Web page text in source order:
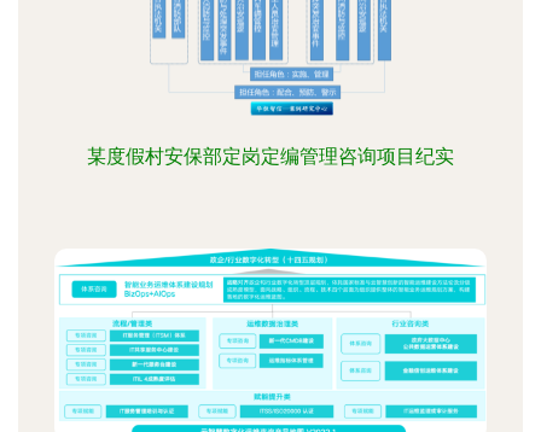
某度假村安保部定岗定编管理咨询项目纪实